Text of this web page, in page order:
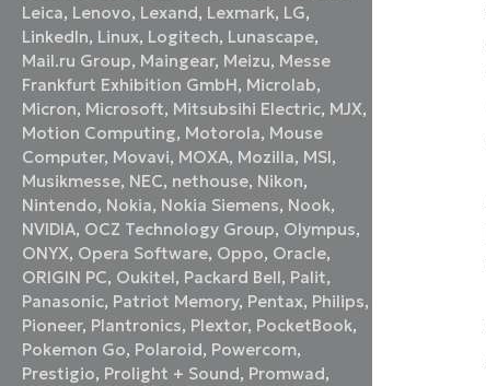
Leica, Lenovo, Lexand, Lexmark, LG,
LinkedIn, Linux, Logitech, Lunascape,
Mail.ru Group, Maingear, Meizu, Messe
Frankfurt Exhibition GmbH, Microlab,
Micron, Microsoft, Mitsubsihi Electric, MJX,
Motion Computing, Motorola, Mouse
Computer, Movavi, MOXA, Mozilla, MSI,
Musikmesse, NEC, nethouse, Nikon,
Nintendo, Nokia, Nokia Siemens, Nook,
NVIDIA, OCZ Technology Group, Olympus,
ONYX, Opera Software, Oppo, Oracle,
ORIGIN PC, Oukitel, Packard Bell, Palit,
Panasonic, Patriot Memory, Pentax, Philips,
Pioneer, Plantronics, Plextor, PocketBook,
Pokemon Go, Polaroid, Powercom,
Prestigio, Prolight + Sound, Promwad,